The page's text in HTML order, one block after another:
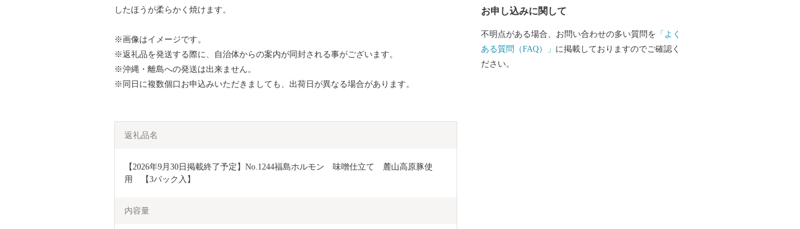
したほうが柔らかく焼けます。
※画像はイメージです。
※返礼品を発送する際に、自治体からの案内が同封される事がございます。
※沖縄・離島への発送は出来ません。
※同日に複数個口お申込みいただきましても、出荷日が異なる場合があります。
返礼品名
【2026年9月30日掲載終了予定】No.1244福島ホルモン　味噌仕立て　麓山高原豚使
用　【3パック入】
内容量
お申し込みに関して
不明点がある場合、お問い合わせの多い質問を 「よく
ある質問（FAQ）」 に掲載しておりますのでご確認く
ださい。